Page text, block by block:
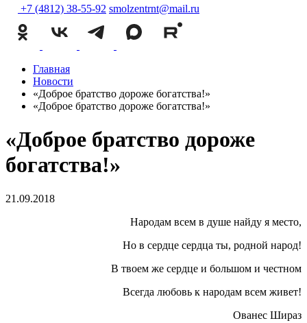
+7 (4812) 38-55-92 smolzentrnt@mail.ru
Главная
Новости
«Доброе братство дороже богатства!»
«Доброе братство дороже богатства!»
«Доброе братство дороже
богатства!»
21.09.2018
Народам всем в душе найду я место,
Но в сердце сердца ты, родной народ!
В твоем же сердце и большом и честном
Всегда любовь к народам всем живет!
Ованес Шираз